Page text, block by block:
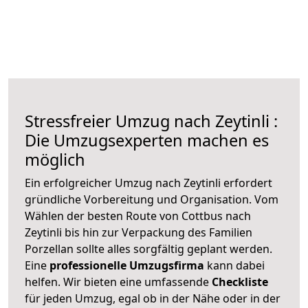
Stressfreier Umzug nach Zeytinli :
Die Umzugsexperten machen es
möglich
Ein erfolgreicher Umzug nach Zeytinli erfordert
gründliche Vorbereitung und Organisation. Vom
Wählen der besten Route von Cottbus nach
Zeytinli bis hin zur Verpackung des Familien
Porzellan sollte alles sorgfältig geplant werden.
Eine professionelle Umzugsfirma kann dabei
helfen. Wir bieten eine umfassende Checkliste
für jeden Umzug, egal ob in der Nähe oder in der